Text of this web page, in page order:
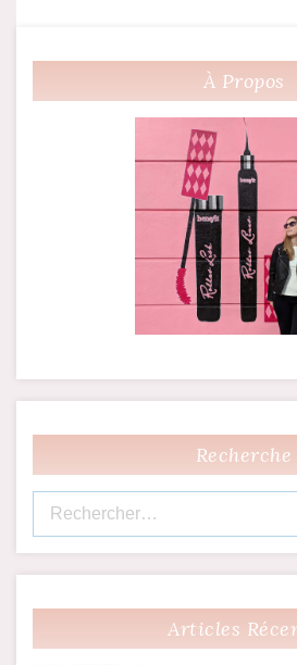
À Propos
Recherche
Rechercher :
Articles